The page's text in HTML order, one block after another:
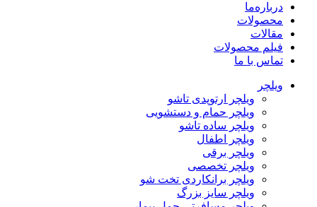
درباره‌ما
محصولات
مقالات
فیلم محصولات
تماس با ما
ویلچر
ویلچر ارتوپدی تاشو
ویلچر حمام و دستشویی
ویلچر ساده تاشو
ویلچر اطفال
ویلچر برقی
ویلچر تخصصی
ویلچر برانکاردی تخت شو
ویلچر سایز بزرگ